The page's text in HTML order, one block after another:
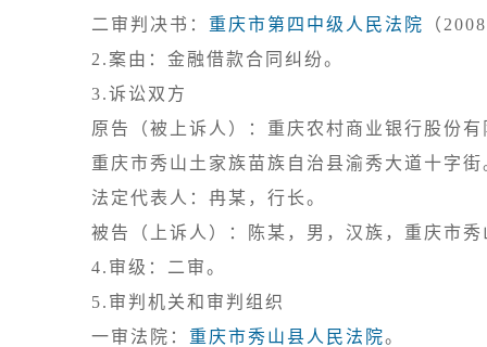
二审判决书： 重庆市第四中级人民法院
3.诉讼双方
原告（被上诉人）：重庆农村商业银行股份
重庆市秀山土家族苗族自治县渝秀大道十字街
法定代表人：冉某，行长。
4.审级：二审。
5.审判机关和审判组织
一审法院： 重庆市秀山县人民法院。